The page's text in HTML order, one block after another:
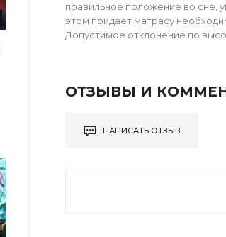
правильное положение во сне,
этом придает матрасу
Допустимое отклонение по
ОТЗЫВЫ И
НАПИСАТЬ ОТЗЫВ